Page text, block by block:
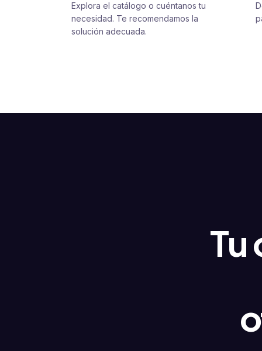
Explora el catálogo o cuéntanos tu
necesidad. Te recomendamos la
solución adecuada.
Tu